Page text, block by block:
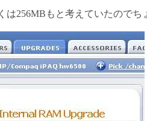
は256MBもと考えていたのでち